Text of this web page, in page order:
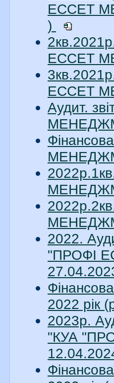
ЕССЕТ
)
ЕССЕТ
ЕССЕТ
Аудит.
2022.
"ПРОФІ
2022 рік
2023р.
"КУА